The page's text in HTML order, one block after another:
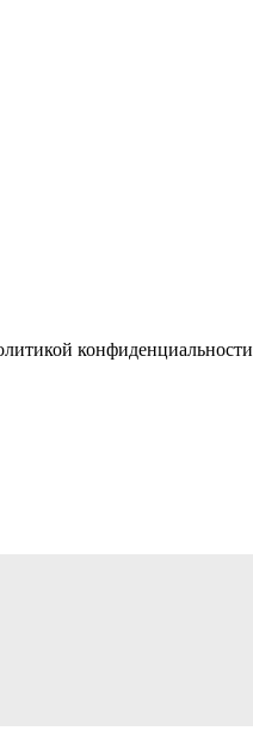
конфиденциальности